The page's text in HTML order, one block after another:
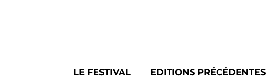
LE FESTIVAL EDITIONS PRÉCÉDENTES